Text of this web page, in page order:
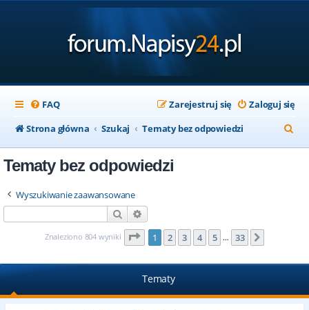
FAQ Zaloguj się
Zarejestruj się
Strona główna
Szukaj Tematy bez odpowiedzi
z
Tematy bez odpowiedzi
Wyszukiwanie zaawansowane
Szukaj
Znaleziono 804 wyniki Strona1 z33
1 2 3 4 5 … 33
Tematy